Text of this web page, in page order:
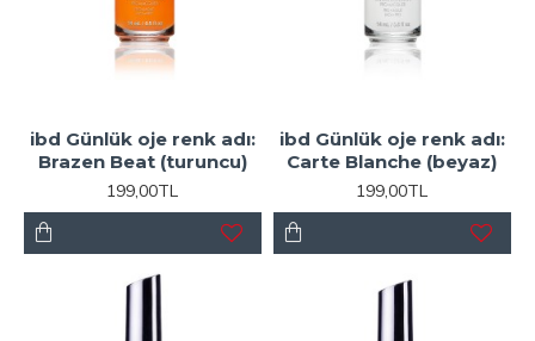
ibd Günlük oje renk adı:
Brazen Beat (turuncu)
199,00TL
ibd Günlük oje renk adı:
Carte Blanche (beyaz)
199,00TL